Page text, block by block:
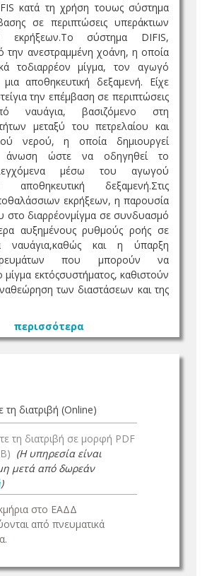
κατά τη χρήση τουως σύστημα
σε περιπτώσεις υπεράκτιων
εκρήξεων.Το σύστημα DIFIS,
την ανεστραμμένη χοάνη, η οποία
τοδιαρρέον μίγμα, τον αγωγό
αποθηκευτική δεξαμενή. Είχε
την επέμβαση σε περιπτώσεις
ναυάγια, βασιζόμενο στη
μεταξύ του πετρελαίου και
νερού, η οποία δημιουργεί
άνωση ώστε να οδηγηθεί το
μέσω του αγωγού
αποθηκευτική δεξαμενή.Στις
εκρήξεων, η παρουσία
στο διαρρέονμίγμα σε συνδυασμό
αυξημένους ρυθμούς ροής σε
και η ύπαρξη
που μπορούν να
εκτόςσυστήματος, καθιστούν
των διαστάσεων και της
περισσότερα
τη διατριβή (Online)
τη διατριβή σε μορφή PDF
(Η υπηρεσία είναι
μετά από δωρεάν
)
στο ΕΑΔΔ
από πνευματικά